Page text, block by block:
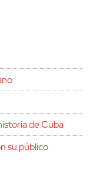
de Cuba
su público